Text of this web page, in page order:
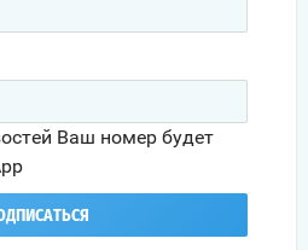
Ваш номер будет